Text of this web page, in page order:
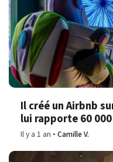
Il créé un Airbnb
lui rapporte 60
Il y a 1 an Camille V.